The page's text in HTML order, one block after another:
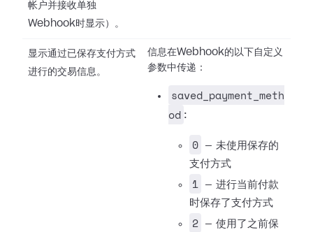
帐户并接收单独
Webhook时显示）。
显示通过已保存支付方式
进行的交易信息。
信息在Webhook的以下自定义
参数中传递：
saved_payment_meth
od :
0
— 未使用保存的
支付方式
1
— 进行当前付款
时保存了支付方式
2
— 使用了之前保